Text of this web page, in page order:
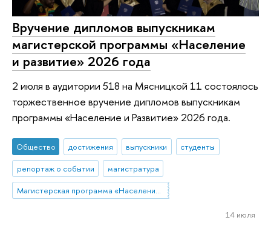
Вручение дипломов выпускникам
магистерской программы «Население
и развитие» 2026 года
2 июля в аудитории 518 на Мясницкой 11 состоялось
торжественное вручение дипломов выпускникам
программы «Население и Развитие» 2026 года.
Общество достижения выпускники
студенты
репортаж о событии
магистратура
Магистерская программа «Население и развитие»
14 июля